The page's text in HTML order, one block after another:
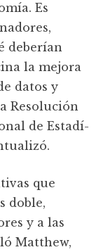
Es
deberí­an
la mejora
datos y
Resolución
de Estadí­
que
doble,
y a las
Matthew,